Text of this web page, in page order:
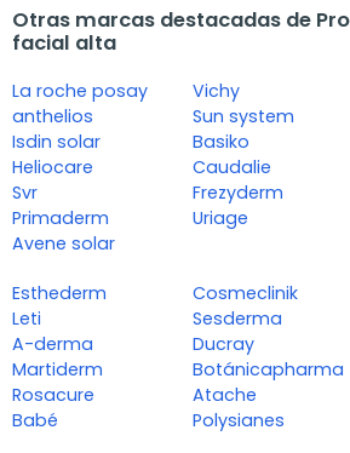
Otras marcas destacadas de
facial alta
La roche posay
anthelios
Isdin solar
Heliocare
Svr
Primaderm
Avene solar
Vichy
Sun system
Basiko
Caudalie
Frezyderm
Uriage
Esthederm
Leti
A-derma
Martiderm
Rosacure
Babé
Cosmeclinik
Sesderma
Ducray
Botánicapharma
Atache
Polysianes